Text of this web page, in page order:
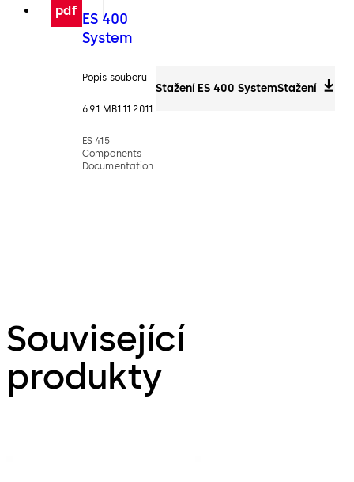
pdf ES 400
System
Popis souboru
6.91 MB1.11.2011
ES 415
Components
Documentation
Stažení ES 400 SystemStažení
Související
produkty